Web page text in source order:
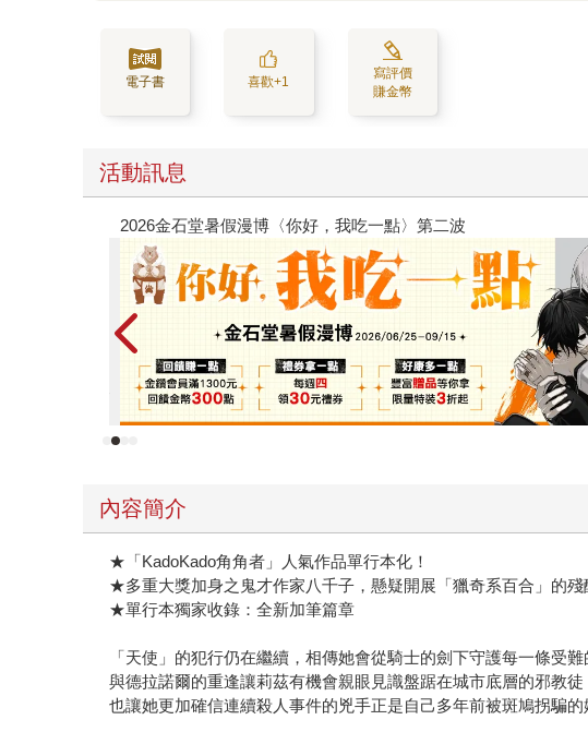
電子書 喜歡+1
寫評價
賺金幣
活動訊息
原本只是跟全校第一美少女商量彼此摯友的戀愛煩惱，不知
的存在（１）
內容簡介
★「KadoKado角角者」人氣作品單行本化！
★多重大獎加身之鬼才作家八千子，懸疑開展「獵奇系百合」的殘
★單行本獨家收錄：全新加筆篇章
「天使」的犯行仍在繼續，相傳她會從騎士的劍下守護每一條受難
與德拉諾爾的重逢讓莉茲有機會親眼見識盤踞在城市底層的邪教徒
也讓她更加確信連續殺人事件的兇手正是自己多年前被斑鳩拐騙的